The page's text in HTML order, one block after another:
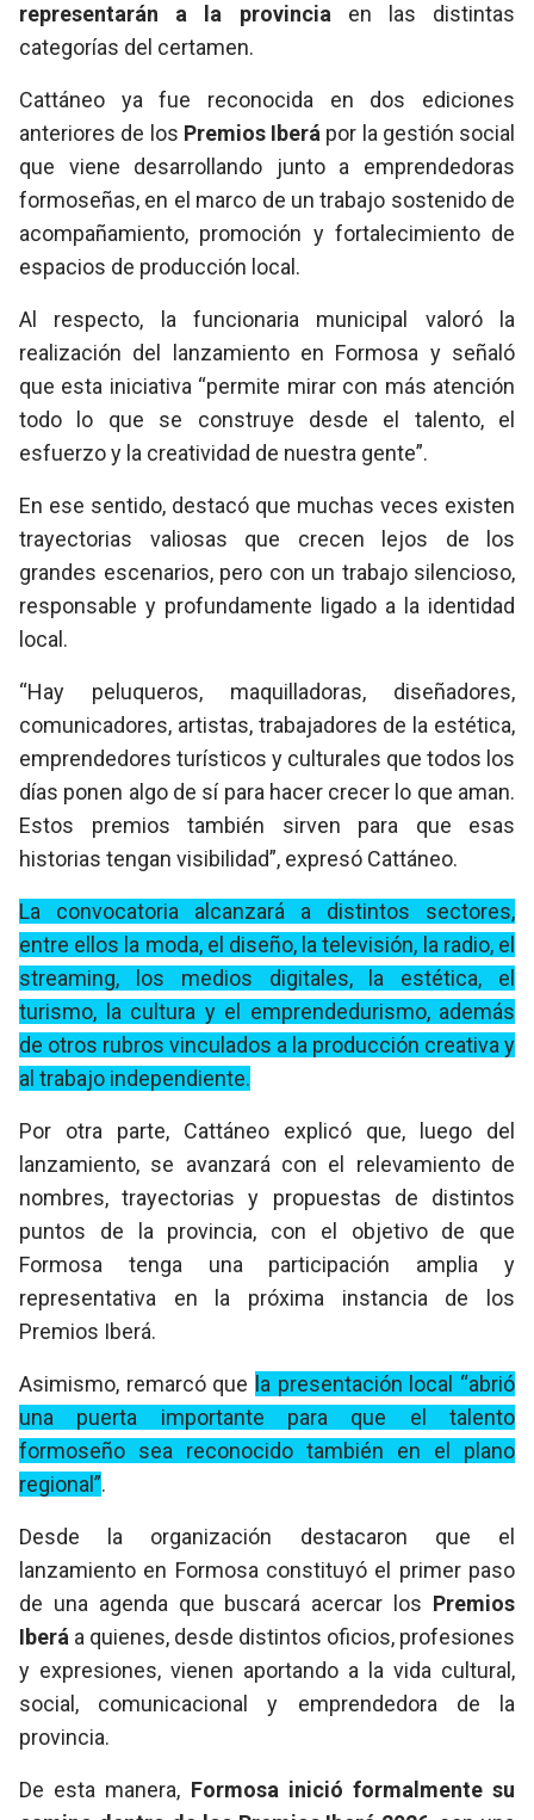
representarán a la provincia en las distintas
categorías del certamen.
Cattáneo ya fue reconocida en dos ediciones
anteriores de los Premios Iberá por la gestión social
que viene desarrollando junto a emprendedoras
formoseñas, en el marco de un trabajo sostenido de
acompañamiento, promoción y fortalecimiento de
espacios de producción local.
Al respecto, la funcionaria municipal valoró la
realización del lanzamiento en Formosa y señaló
que esta iniciativa “permite mirar con más atención
todo lo que se construye desde el talento, el
esfuerzo y la creatividad de nuestra gente”.
En ese sentido, destacó que muchas veces existen
trayectorias valiosas que crecen lejos de los
grandes escenarios, pero con un trabajo silencioso,
responsable y profundamente ligado a la identidad
local.
“Hay peluqueros, maquilladoras, diseñadores,
comunicadores, artistas, trabajadores de la estética,
emprendedores turísticos y culturales que todos los
días ponen algo de sí para hacer crecer lo que aman.
Estos premios también sirven para que esas
historias tengan visibilidad”, expresó Cattáneo.
La convocatoria alcanzará a distintos sectores,
entre ellos la moda, el diseño, la televisión, la radio, el
streaming, los medios digitales, la estética, el
turismo, la cultura y el emprendedurismo, además
de otros rubros vinculados a la producción creativa y
al trabajo independiente.
Por otra parte, Cattáneo explicó que, luego del
lanzamiento, se avanzará con el relevamiento de
nombres, trayectorias y propuestas de distintos
puntos de la provincia, con el objetivo de que
Formosa tenga una participación amplia y
representativa en la próxima instancia de los
Premios Iberá.
Asimismo, remarcó que la presentación local “abrió
una puerta importante para que el talento
formoseño sea reconocido también en el plano
regional”.
Desde la organización destacaron que el
lanzamiento en Formosa constituyó el primer paso
de una agenda que buscará acercar los Premios
Iberá a quienes, desde distintos oficios, profesiones
y expresiones, vienen aportando a la vida cultural,
social, comunicacional y emprendedora de la
provincia.
De esta manera, Formosa inició formalmente su